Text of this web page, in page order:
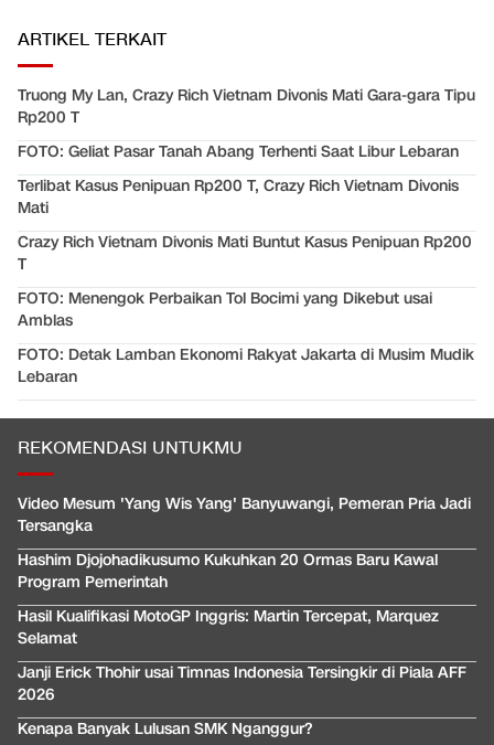
ARTIKEL TERKAIT
Truong My Lan, Crazy Rich Vietnam Divonis Mati Gara-gara Tipu
Rp200 T
FOTO: Geliat Pasar Tanah Abang Terhenti Saat Libur Lebaran
Terlibat Kasus Penipuan Rp200 T, Crazy Rich Vietnam Divonis
Mati
Crazy Rich Vietnam Divonis Mati Buntut Kasus Penipuan Rp200
T
FOTO: Menengok Perbaikan Tol Bocimi yang Dikebut usai
Amblas
FOTO: Detak Lamban Ekonomi Rakyat Jakarta di Musim Mudik
Lebaran
REKOMENDASI UNTUKMU
Video Mesum 'Yang Wis Yang' Banyuwangi, Pemeran Pria Jadi
Tersangka
Hashim Djojohadikusumo Kukuhkan 20 Ormas Baru Kawal
Program Pemerintah
Hasil Kualifikasi MotoGP Inggris: Martin Tercepat, Marquez
Selamat
Janji Erick Thohir usai Timnas Indonesia Tersingkir di Piala AFF
2026
Kenapa Banyak Lulusan SMK Nganggur?